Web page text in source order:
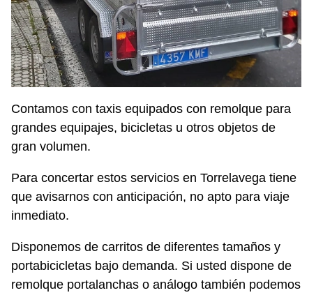
Contamos con taxis equipados con remolque para
grandes equipajes, bicicletas u otros objetos de
gran volumen.
Para concertar estos servicios en Torrelavega tiene
que avisarnos con anticipación, no apto para viaje
inmediato.
Disponemos de carritos de diferentes tamaños y
portabicicletas bajo demanda. Si usted dispone de
remolque portalanchas o análogo también podemos